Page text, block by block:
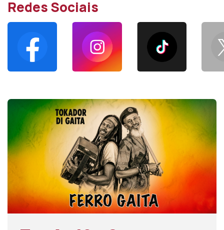
Redes Sociais